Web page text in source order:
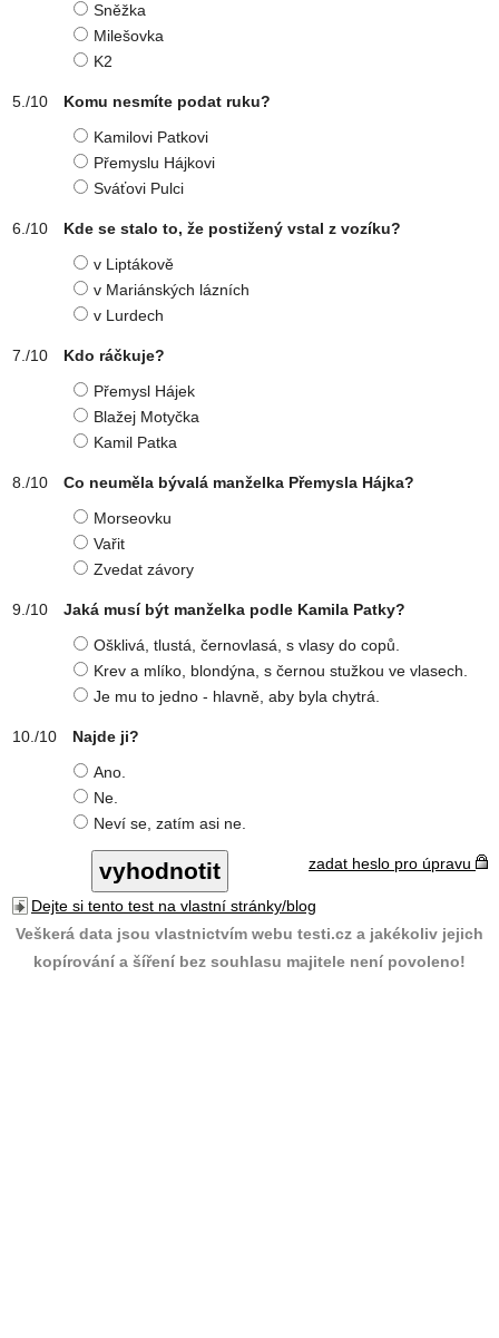
Sněžka
Milešovka
K2
Komu nesmíte podat ruku?
Kamilovi Patkovi
Přemyslu Hájkovi
Sváťovi Pulci
Kde se stalo to, že postižený vstal z vozíku?
v Liptákově
v Mariánských lázních
v Lurdech
Kdo ráčkuje?
Přemysl Hájek
Blažej Motyčka
Kamil Patka
Co neuměla bývalá manželka Přemysla Hájka?
Morseovku
Vařit
Zvedat závory
Jaká musí být manželka podle Kamila Patky?
Ošklivá, tlustá, černovlasá, s vlasy do copů.
Krev a mlíko, blondýna, s černou stužkou ve vlasech.
Je mu to jedno - hlavně, aby byla chytrá.
Najde ji?
Ano.
Ne.
Neví se, zatím asi ne.
zadat heslo pro úpravu
Dejte si tento test na vlastní stránky/blog
Veškerá data jsou vlastnictvím webu testi.cz a jakékoliv jejich
kopírování a šíření bez souhlasu majitele není povoleno!